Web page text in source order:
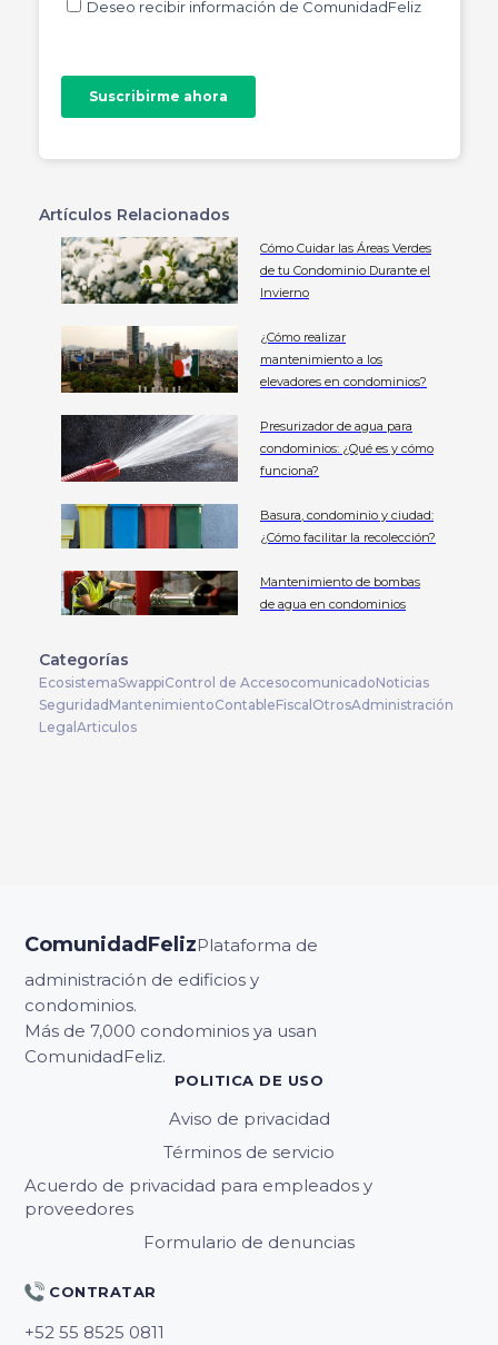
Artículos Relacionados
Cómo Cuidar las Áreas Verdes
de tu Condominio Durante el
Invierno
¿Cómo realizar
mantenimiento a los
elevadores en condominios?
Presurizador de agua para
condominios: ¿Qué es y cómo
funciona?
Basura, condominio y ciudad:
¿Cómo facilitar la recolección?
Mantenimiento de bombas
de agua en condominios
Categorías
EcosistemaSwappiControl de AccesocomunicadoNoticias
Seguridad MantenimientoContableFiscal OtrosAdministración
Legal Articulos
ComunidadFelizPlataforma de
administración de edificios y
condominios.
Más de 7,000 condominios ya usan
ComunidadFeliz.
POLITICA DE USO
Aviso de privacidad
Términos de servicio
Acuerdo de privacidad para empleados y
proveedores
Formulario de denuncias
CONTRATAR